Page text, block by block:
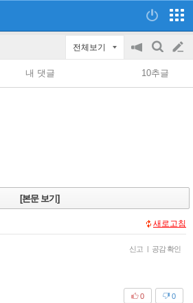
전체보기
공
지
on/off
검
색
글
쓰
내 댓글 10추글
[본문 보기]
새로고침
신고 | 공감 확인
0
0